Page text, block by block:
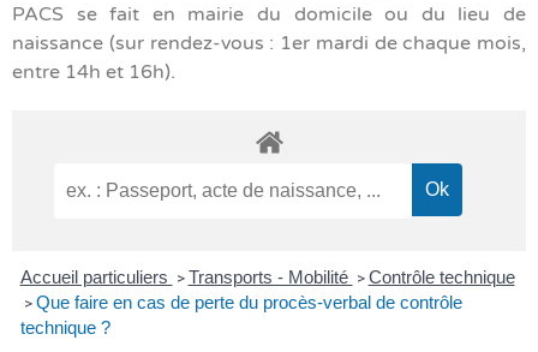
PACS se fait en mairie du domicile ou du lieu de
naissance (sur rendez-vous : 1er mardi de chaque mois,
entre 14h et 16h).
Accueil particuliers > Transports - Mobilité > Contrôle technique
> Que faire en cas de perte du procès-verbal de contrôle
technique ?